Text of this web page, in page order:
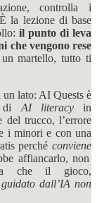
controlla i
la lezione di base
il punto di leva
che vengono rese
martello, tutto ti
lato: AI Quests è
di AI literacyin
del trucco, l’errore
i minori e con una
perché conviene
affiancarlo, non
che il gioco,
dall’IA non